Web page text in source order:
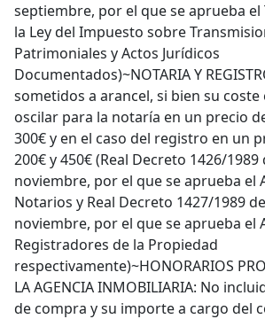
septiembre, por el que se aprueba
la Ley del Impuesto sobre
Patrimoniales y Actos Jurídicos
Documentados)~NOTARIA Y
sometidos a arancel, si bien su
oscilar para la notaría en un precio
300€ y en el caso del registro en un
200€ y 450€ (Real Decreto 1426/1989
noviembre, por el que se aprueba el
Notarios y Real Decreto 1427/1989
noviembre, por el que se aprueba el
Registradores de la Propiedad
respectivamente)~HONORARIOS
LA AGENCIA INMOBILIARIA: No
de compra y su importe a cargo del